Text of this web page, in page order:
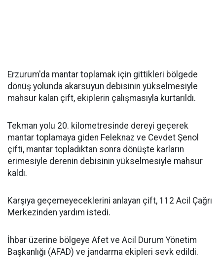
Erzurum'da mantar toplamak için gittikleri bölgede
dönüş yolunda akarsuyun debisinin yükselmesiyle
mahsur kalan çift, ekiplerin çalışmasıyla kurtarıldı.
Tekman yolu 20. kilometresinde dereyi geçerek
mantar toplamaya giden Feleknaz ve Cevdet Şenol
çifti, mantar topladıktan sonra dönüşte karların
erimesiyle derenin debisinin yükselmesiyle mahsur
kaldı.
Karşıya geçemeyeceklerini anlayan çift, 112 Acil Çağrı
Merkezinden yardım istedi.
İhbar üzerine bölgeye Afet ve Acil Durum Yönetim
Başkanlığı (AFAD) ve jandarma ekipleri sevk edildi.